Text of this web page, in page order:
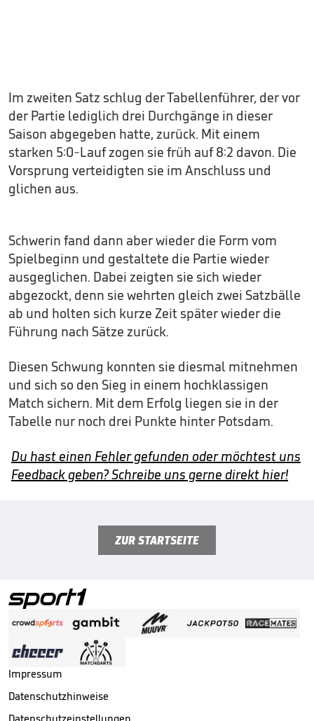
Im zweiten Satz schlug der Tabellenführer, der vor
der Partie lediglich drei Durchgänge in dieser
Saison abgegeben hatte, zurück. Mit einem
starken 5:0-Lauf zogen sie früh auf 8:2 davon. Die
Vorsprung verteidigten sie im Anschluss und
glichen aus.
Schwerin fand dann aber wieder die Form vom
Spielbeginn und gestaltete die Partie wieder
ausgeglichen. Dabei zeigten sie sich wieder
abgezockt, denn sie wehrten gleich zwei Satzbälle
ab und holten sich kurze Zeit später wieder die
Führung nach Sätze zurück.
Diesen Schwung konnten sie diesmal mitnehmen
und sich so den Sieg in einem hochklassigen
Match sichern. Mit dem Erfolg liegen sie in der
Tabelle nur noch drei Punkte hinter Potsdam.
Du hast einen Fehler gefunden oder möchtest uns
Feedback geben? Schreibe uns gerne direkt hier!
ZUR STARTSEITE
Impressum
Datenschutzhinweise